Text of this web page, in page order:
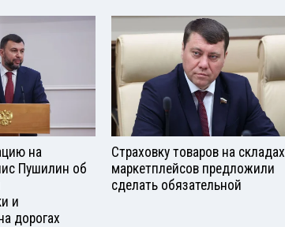
на
Пушилин об
и
дорогах
Страховку товаров на складах
маркетплейсов предложили
сделать обязательной